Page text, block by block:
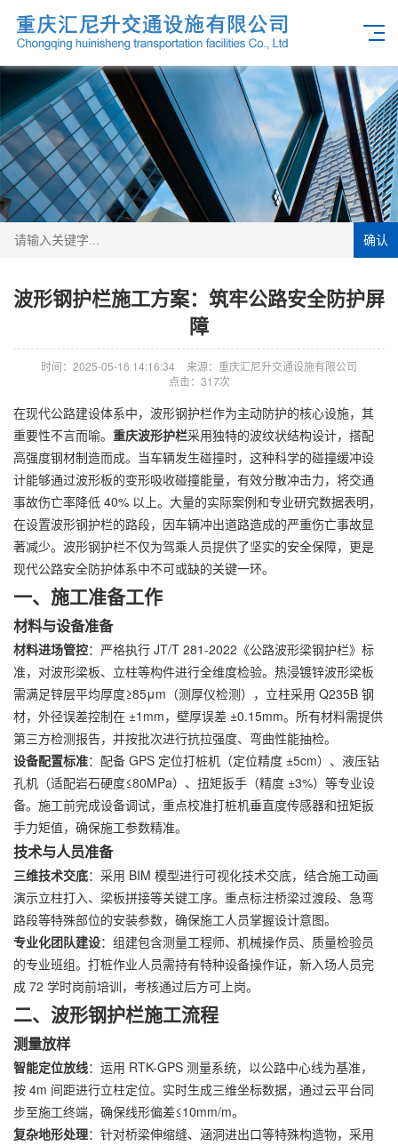
确认
波形钢护栏施工方案：筑牢公路安全防护屏
障
时间：2025-05-16 14:16:34
来源：重庆汇尼升交通设施有限公司
点击：317次
在现代公路建设体系中，波形钢护栏作为主动防护的核心设施，其
重要性不言而喻。 重庆波形护栏采用独特的波纹状结构设计，搭配
高强度钢材制造而成。当车辆发生碰撞时，这种科学的碰撞缓冲设
计能够通过波形板的变形吸收碰撞能量，有效分散冲击力，将交通
事故伤亡率降低 40% 以上。大量的实际案例和专业研究数据表明，
在设置波形钢护栏的路段，因车辆冲出道路造成的严重伤亡事故显
著减少。波形钢护栏不仅为驾乘人员提供了坚实的安全保障，更是
现代公路安全防护体系中不可或缺的关键一环。
一、施工准备工作
材料与设备准备
材料进场管控：严格执行 JT/T 281-2022《公路波形梁钢护栏》标
准，对波形梁板、立柱等构件进行全维度检验。热浸镀锌波形梁板
需满足锌层平均厚度≥85μm（测厚仪检测），立柱采用 Q235B 钢
材，外径误差控制在 ±1mm，壁厚误差 ±0.15mm。所有材料需提供
第三方检测报告，并按批次进行抗拉强度、弯曲性能抽检。
设备配置标准：配备 GPS 定位打桩机（定位精度 ±5cm）、液压钻
孔机（适配岩石硬度≤80MPa）、扭矩扳手（精度 ±3%）等专业设
备。施工前完成设备调试，重点校准打桩机垂直度传感器和扭矩扳
手力矩值，确保施工参数精准。
技术与人员准备
三维技术交底：采用 BIM 模型进行可视化技术交底，结合施工动画
演示立柱打入、梁板拼接等关键工序。重点标注桥梁过渡段、急弯
路段等特殊部位的安装参数，确保施工人员掌握设计意图。
专业化团队建设：组建包含测量工程师、机械操作员、质量检验员
的专业班组。打桩作业人员需持有特种设备操作证，新入场人员完
成 72 学时岗前培训，考核通过后方可上岗。
二、波形钢护栏施工流程
测量放样
智能定位放线：运用 RTK-GPS 测量系统，以公路中心线为基准，
按 4m 间距进行立柱定位。实时生成三维坐标数据，通过云平台同
步至施工终端，确保线形偏差≤10mm/m。
复杂地形处理：针对桥梁伸缩缝、涵洞进出口等特殊构造物，采用